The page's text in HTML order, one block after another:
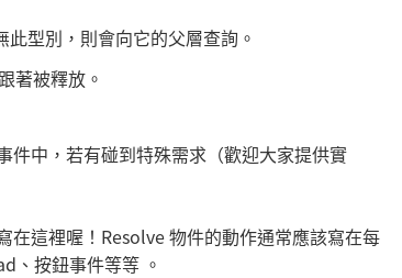
型別，則會向它的父層查詢。
著被釋放。
中，若有碰到特殊需求（歡迎大家提供實
這裡喔！Resolve 物件的動作通常應該寫在每
、按鈕事件等等 。